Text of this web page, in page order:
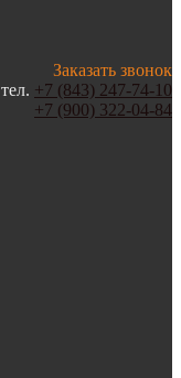
Заказать звонок
тел. +7 (843) 247-74-10
+7 (900) 322-04-84